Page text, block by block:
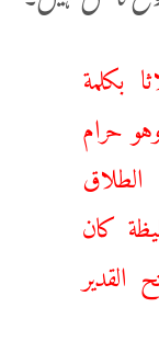
بكلمة
حرام
كان